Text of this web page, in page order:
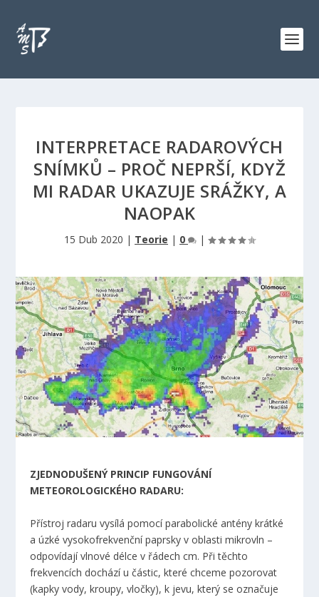
INTERPRETACE RADAROVÝCH
SNÍMKŮ – PROČ NEPRŠÍ, KDYŽ
MI RADAR UKAZUJE SRÁŽKY, A
NAOPAK
15 Dub 2020 | Teorie | 0 |
ZJEDNODUŠENÝ PRINCIP FUNGOVÁNÍ
METEOROLOGICKÉHO RADARU:
Přístroj radaru vysílá pomocí parabolické antény krátké
a úzké vysokofrekvenční paprsky v oblasti mikrovln –
odpovídají vlnové délce v řádech cm. Při těchto
frekvencích dochází u částic, které chceme pozorovat
(kapky vody, kroupy, vločky), k jevu, který se označuje